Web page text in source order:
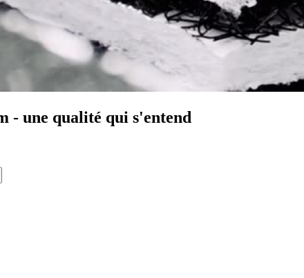
- une qualité qui s'entend